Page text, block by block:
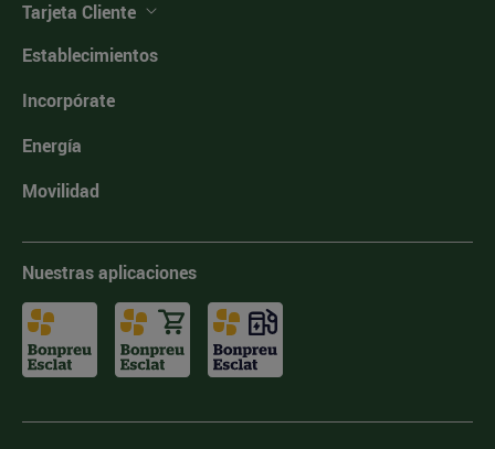
Tarjeta Cliente
Establecimientos
Incorpórate
Energía
Movilidad
Nuestras aplicaciones